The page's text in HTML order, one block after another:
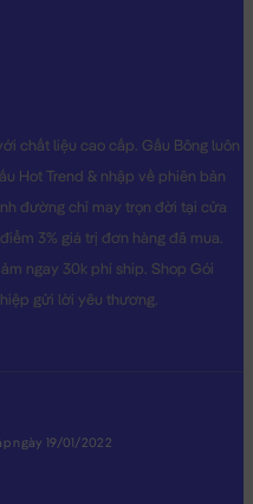
chất liệu cao cấp. Gấu Bông luôn
Hot Trend & nhập về phiên bản
đường chỉ may trọn đời tại cửa
3% giá trị đơn hàng đã mua.
ngay 30k phí ship. Shop Gói
gửi lời yêu thương.
ngày 19/01/2022